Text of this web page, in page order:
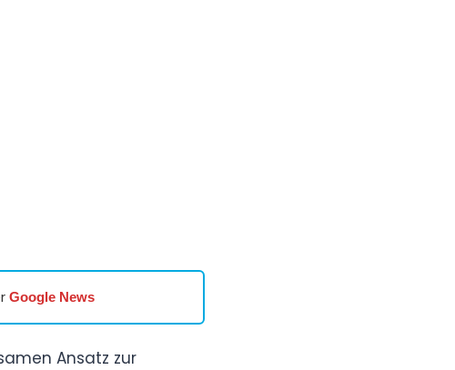
Google News
Ansatz zur